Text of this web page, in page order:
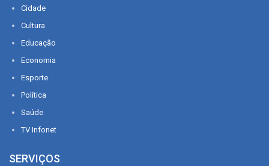
Cidade
Cultura
Educação
Economia
Esporte
Política
Saúde
TV Infonet
SERVIÇOS